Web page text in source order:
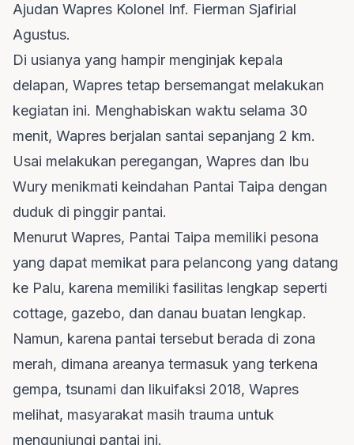
Ajudan Wapres Kolonel Inf. Fierman Sjafirial
Agustus.
Di usianya yang hampir menginjak kepala
delapan, Wapres tetap bersemangat melakukan
kegiatan ini. Menghabiskan waktu selama 30
menit, Wapres berjalan santai sepanjang 2 km.
Usai melakukan peregangan, Wapres dan Ibu
Wury menikmati keindahan Pantai Taipa dengan
duduk di pinggir pantai.
Menurut Wapres, Pantai Taipa memiliki pesona
yang dapat memikat para pelancong yang datang
ke Palu, karena memiliki fasilitas lengkap seperti
cottage, gazebo, dan danau buatan lengkap.
Namun, karena pantai tersebut berada di zona
merah, dimana areanya termasuk yang terkena
gempa, tsunami dan likuifaksi 2018, Wapres
melihat, masyarakat masih trauma untuk
mengunjungi pantai ini.